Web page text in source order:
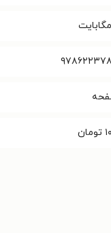
مگابایت
تومان